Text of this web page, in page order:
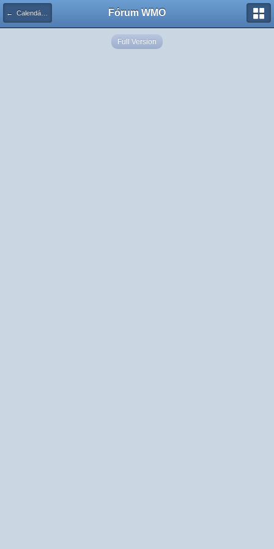
← Calendário de Eventos Fórum WMO
Full Version